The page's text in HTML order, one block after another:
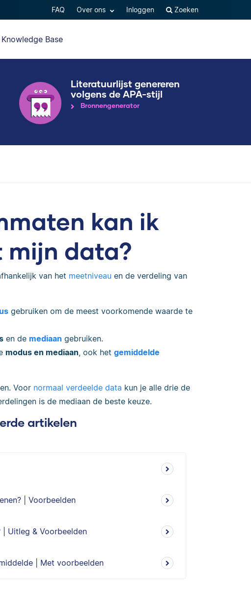
FAQ Over ons Inloggen Zoeken
Knowledge Base
Literatuurlijst genereren
volgens de APA-stijl
Bronnengenerator
kan ik
mijn data?
van het meetniveau en de verdeling van
gebruiken om de meest voorkomende waarde te
en de mediaan gebruiken.
modus en mediaan, ook hetgemiddelde
Voor normaal verdeelde data kun je alle drie de
is de mediaan de beste keuze.
artikelen
| Voorbeelden
| Uitleg & Voorbeelden
| Met voorbeelden